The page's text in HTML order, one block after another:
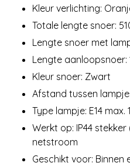
Kleur verlichting:
Totale lengte snoer:
Lengte snoer met
Lengte aanloopsnoer:
Kleur snoer: Zwart
Afstand tussen
Type lampje: E14 max.
Werkt op: IP44
netstroom
Geschikt voor: Binnen